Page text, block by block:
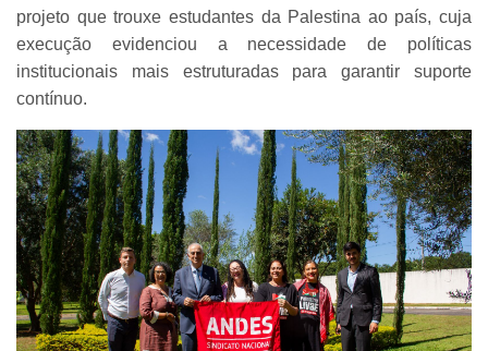
projeto que trouxe estudantes da Palestina ao país, cuja
execução evidenciou a necessidade de políticas
institucionais mais estruturadas para garantir suporte
contínuo.